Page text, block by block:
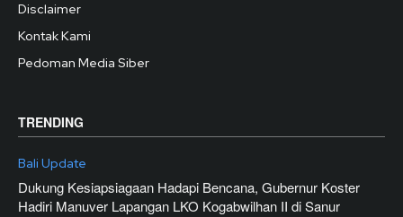
Disclaimer
Kontak Kami
Pedoman Media Siber
TRENDING
Bali Update
Dukung Kesiapsiagaan Hadapi Bencana, Gubernur Koster
Hadiri Manuver Lapangan LKO Kogabwilhan II di Sanur